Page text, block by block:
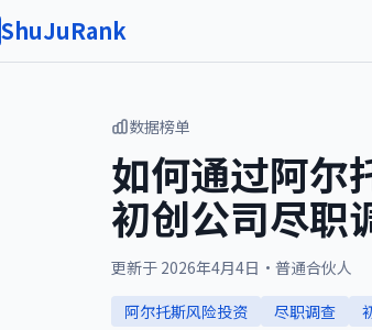
ShuJuRank
数据榜单
如何通过阿尔
初创公司尽职
更新于 2026年4月4日 · 普通合伙人
阿尔托斯风险投资
尽职调查